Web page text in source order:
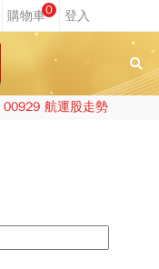
0
00929 航運股走勢